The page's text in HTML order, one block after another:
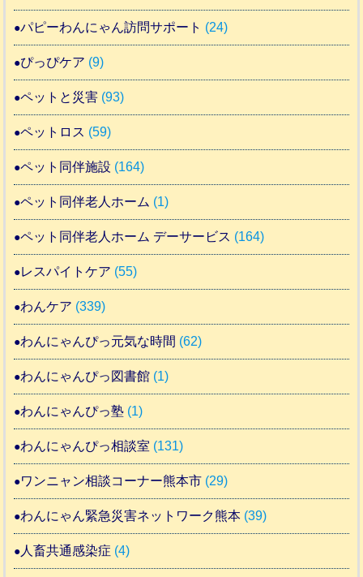
パピーわんにゃん訪問サポート (24)
ぴっぴケア (9)
ペットと災害 (93)
ペットロス (59)
ペット同伴施設 (164)
ペット同伴老人ホーム (1)
ペット同伴老人ホーム デーサービス (164)
レスパイトケア (55)
わんケア (339)
わんにゃんぴっ元気な時間 (62)
わんにゃんぴっ図書館 (1)
わんにゃんぴっ塾 (1)
わんにゃんぴっ相談室 (131)
ワンニャン相談コーナー熊本市 (29)
わんにゃん緊急災害ネットワーク熊本 (39)
人畜共通感染症 (4)